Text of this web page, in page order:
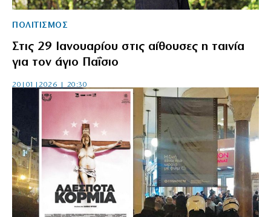
ΠΟΛΙΤΙΣΜΟΣ
Στις 29 Ιανουαρίου στις αίθουσες η ταινία
για τον άγιο Παΐσιο
20|01|2026 | 20:30